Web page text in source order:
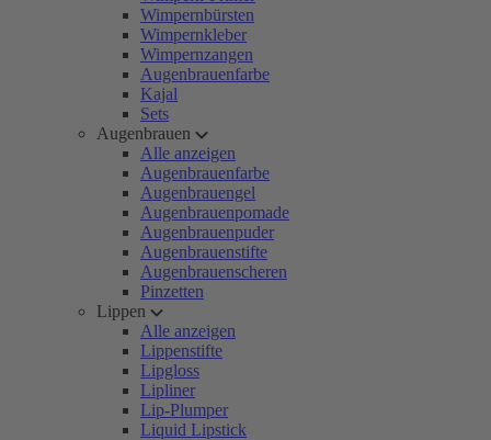
Wimpernbürsten
Wimpernkleber
Wimpernzangen
Augenbrauenfarbe
Kajal
Sets
Augenbrauen
Alle anzeigen
Augenbrauenfarbe
Augenbrauengel
Augenbrauenpomade
Augenbrauenpuder
Augenbrauenstifte
Augenbrauenscheren
Pinzetten
Lippen
Alle anzeigen
Lippenstifte
Lipgloss
Lipliner
Lip-Plumper
Liquid Lipstick